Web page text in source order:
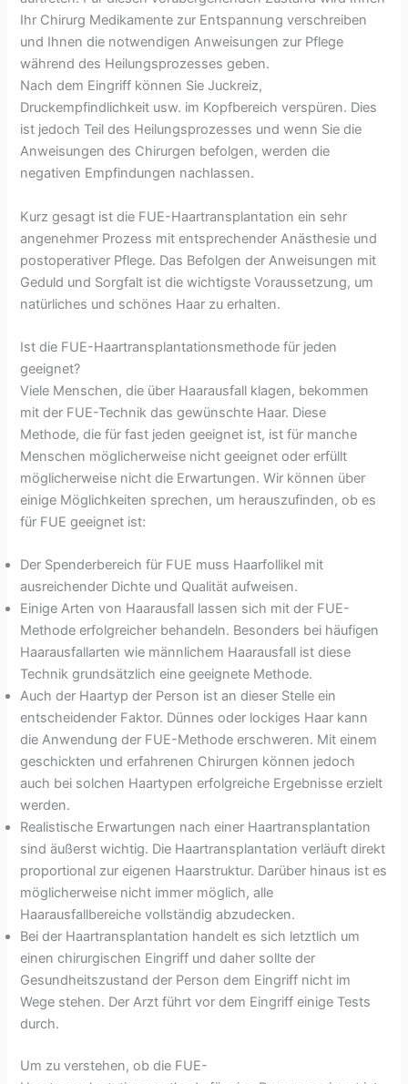
Ihr Chirurg Medikamente zur Entspannung verschreiben
und Ihnen die notwendigen Anweisungen zur Pflege
während des Heilungsprozesses geben.
Nach dem Eingriff können Sie Juckreiz,
Druckempfindlichkeit usw. im Kopfbereich verspüren. Dies
ist jedoch Teil des Heilungsprozesses und wenn Sie die
Anweisungen des Chirurgen befolgen, werden die
negativen Empfindungen nachlassen.
Kurz gesagt ist die FUE-Haartransplantation ein sehr
angenehmer Prozess mit entsprechender Anästhesie und
postoperativer Pflege. Das Befolgen der Anweisungen mit
Geduld und Sorgfalt ist die wichtigste Voraussetzung, um
natürliches und schönes Haar zu erhalten.
Ist die FUE-Haartransplantationsmethode für jeden
geeignet?
Viele Menschen, die über Haarausfall klagen, bekommen
mit der FUE-Technik das gewünschte Haar. Diese
Methode, die für fast jeden geeignet ist, ist für manche
Menschen möglicherweise nicht geeignet oder erfüllt
möglicherweise nicht die Erwartungen. Wir können über
einige Möglichkeiten sprechen, um herauszufinden, ob es
für FUE geeignet ist:
Der Spenderbereich für FUE muss Haarfollikel mit
ausreichender Dichte und Qualität aufweisen.
Einige Arten von Haarausfall lassen sich mit der FUE-
Methode erfolgreicher behandeln. Besonders bei häufigen
Haarausfallarten wie männlichem Haarausfall ist diese
Technik grundsätzlich eine geeignete Methode.
Auch der Haartyp der Person ist an dieser Stelle ein
entscheidender Faktor. Dünnes oder lockiges Haar kann
die Anwendung der FUE-Methode erschweren. Mit einem
geschickten und erfahrenen Chirurgen können jedoch
auch bei solchen Haartypen erfolgreiche Ergebnisse erzielt
werden.
Realistische Erwartungen nach einer Haartransplantation
sind äußerst wichtig. Die Haartransplantation verläuft direkt
proportional zur eigenen Haarstruktur. Darüber hinaus ist es
möglicherweise nicht immer möglich, alle
Haarausfallbereiche vollständig abzudecken.
Bei der Haartransplantation handelt es sich letztlich um
einen chirurgischen Eingriff und daher sollte der
Gesundheitszustand der Person dem Eingriff nicht im
Wege stehen. Der Arzt führt vor dem Eingriff einige Tests
durch.
Um zu verstehen, ob die FUE-